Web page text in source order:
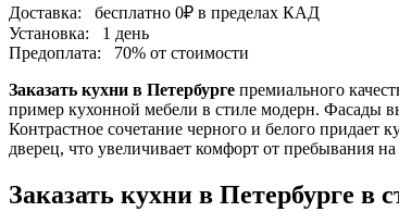
Доставка:
бесплатно 0₽ в пределах КАД
Установка:
1 день
Предоплата:
70% от стоимости
Заказать кухни в Петербурге премиального
пример кухонной мебели в стиле модерн.
Контрастное сочетание черного и белого
дверец, что увеличивает комфорт от пребывания на
Заказать кухни в Петербурге в